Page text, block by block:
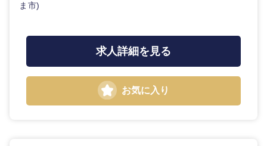
M&A・事業投資
経営企画
マーケティング
営業
素材・化学・金属
食品・化粧品・アパレル・消費財
福島県
こだわり条件を入力ください
ま市)
求人詳細を見る
お気に入り